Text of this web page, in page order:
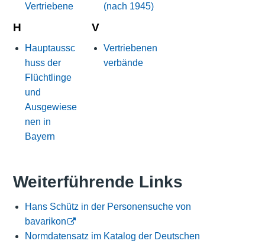
Vertriebene
H
Hauptaussc
huss der
Flüchtlinge
und
Ausgewiese
nen in
Bayern
(nach 1945)
V
Vertriebenen
verbände
Weiterführende Links
Hans Schütz in der Personensuche von
bavarikon
Normdatensatz im Katalog der Deutschen